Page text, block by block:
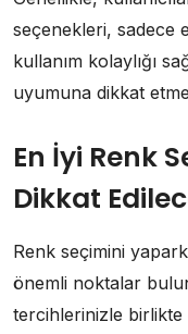
seçenekleri, sadece
kullanım kolaylığı
uyumuna dikkat
En İyi Renk
Dikkat
Renk seçimini
önemli noktalar
tercihlerinizle birlikte